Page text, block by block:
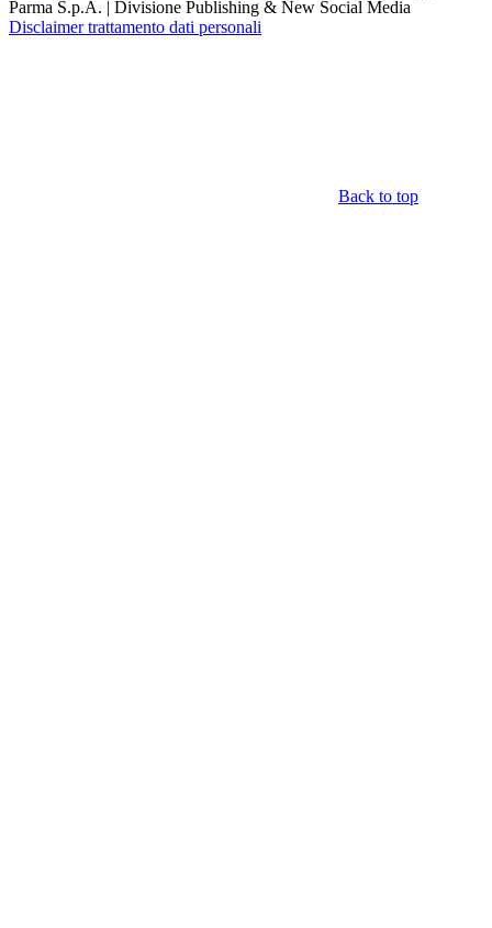
Parma S.p.A. | Divisione Publishing & New Social Media
Disclaimer trattamento dati personali
Back to top